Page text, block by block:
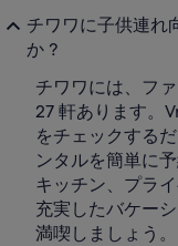
チワワに子供連れ
か ?
チワワには、フ
27 軒あります。
をチェックする
ンタルを簡単に
キッチン、プラ
充実したバケー
満喫しましょう。